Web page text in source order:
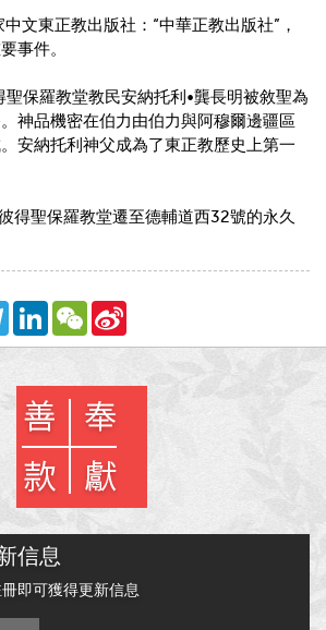
文東正教出版社： “中華正教出版社” ，
事件。
聖保羅教堂教民安納托利 •龔長明被敘聖為
神品機密在伯力由伯力與阿穆爾邊疆區
安納托利神父成為了東正教歷史上第一
得聖保羅教堂遷至德輔道西32號的永久
TelegramLinkedInWeChat
信息
即可獲得更新信息